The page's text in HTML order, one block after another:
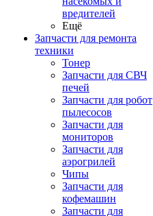
вредителей
Ещё
Запчасти для ремонта
техники
Тонер
Запчасти для СВЧ
печей
Запчасти для робот
пылесосов
Запчасти для
мониторов
Запчасти для
аэрогрилей
Чипы
Запчасти для
кофемашин
Запчасти для